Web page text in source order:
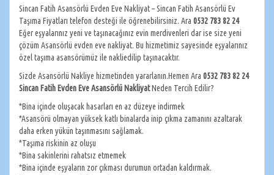
Sincan Fatih Asansörlü Evden Eve Nakliyat – Sincan Fatih Asansörlü Ev
Taşıma Fiyatları telefon desteği ile öğrenebilirsiniz. Ara 0532 783 82 24
Eğer eşyalarınız yeni ve taşınacağınız evin merdivenleri dar ise size yeni
çözüm Asansörlü evden eve nakliyat. Bu hizmetimiz sayesinde eşyalarınız
özel taşıma asansörümüz ile nakliedilip taşınacaktır.
Sizde Asansörlü Nakliye hizmetinden yararlanın.Hemen Ara 0532 783 82 24
Sincan Fatih Evden Eve Asansörlü NakliyatNeden Tercih Edilir?
*Bina içinde oluşacak hasarları en az düzeye indirmek
*Asansörü olmayan yüksek katlı binalarda inip çıkma zamanını azaltarak
daha erken yükün taşınmasını sağlamak.
*Taşıma riskinin az oluşu
*Bina sakinlerini rahatsız etmemek
*Bina içinde eşyaların zor çıkması durumun ortadan kaldırmak.